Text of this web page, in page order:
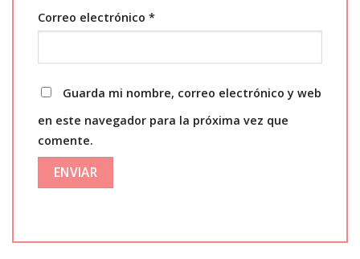
Correo electrónico *
Guarda mi nombre, correo electrónico y web
en este navegador para la próxima vez que
comente.